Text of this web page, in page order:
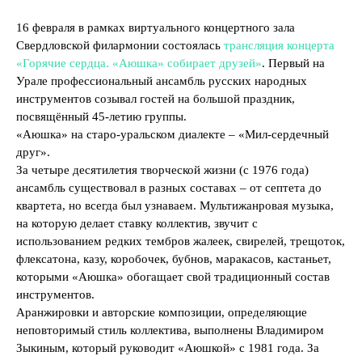
16 февраля в рамках виртуального концертного зала
Свердловской филармонии состоялась трансляция концерта
«Горячие сердца. «Аюшка» собирает друзей». Первый на
Урале профессиональный ансамбль русских народных
инструментов созывал гостей на большой праздник,
посвящённый 45-летию группы.
«Аюшка» на старо-уральском диалекте – «Мил-сердечный
друг».
За четыре десятилетия творческой жизни (с 1976 года)
ансамбль существовал в разных составах – от септета до
квартета, но всегда был узнаваем. Мультижанровая музыка,
на которую делает ставку коллектив, звучит с
использованием редких тембров жалеек, свирелей, трещоток,
флексатона, казу, коробочек, бубнов, маракасов, кастаньет,
которыми «Аюшка» обогащает свой традиционный состав
инструментов.
Аранжировки и авторские композиции, определяющие
неповторимый стиль коллектива, выполнены Владимиром
Зыкиным, который руководит «Аюшкой» с 1981 года. За